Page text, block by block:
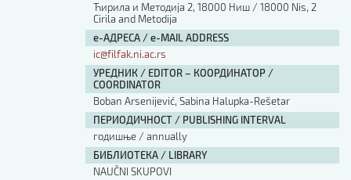
Ћирила и Методија 2, 18000 Ниш / 18000 Nis, 2
Cirila and Metodija
е-АДРЕСА / e-MAIL ADDRESS
ic@filfak.ni.ac.rs
УРЕДНИК / EDITOR – КООРДИНАТОР /
COORDINATOR
Boban Arsenijević, Sabina Halupka-Rešetar
ПЕРИОДИЧНОСТ / PUBLISHING INTERVAL
годишње / annually
БИБЛИОТЕКА / LIBRARY
NAUČNI SKUPOVI